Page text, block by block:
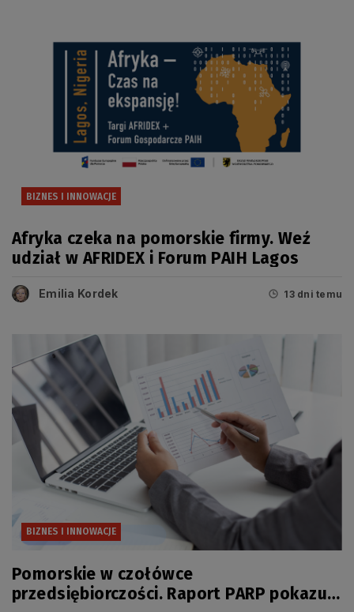
BIZNES I INNOWACJE
Afryka czeka na pomorskie firmy. Weź
udział w AFRIDEX i Forum PAIH Lagos
Emilia Kordek 13 dni temu
BIZNES I INNOWACJE
Pomorskie w czołówce
przedsiębiorczości. Raport PARP pokazuje